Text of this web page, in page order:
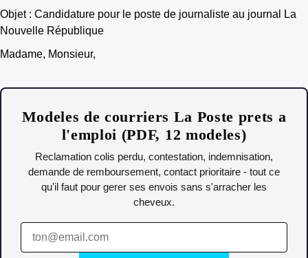
Objet : Candidature pour le poste de journaliste au journal La
Nouvelle République
Madame, Monsieur,
Modeles de courriers La Poste prets a
l'emploi (PDF, 12 modeles)
Reclamation colis perdu, contestation, indemnisation,
demande de remboursement, contact prioritaire - tout ce
qu'il faut pour gerer ses envois sans s'arracher les
cheveux.